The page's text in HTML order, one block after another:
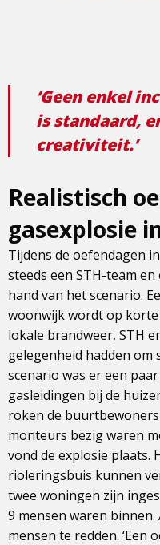
‘Geen enkel
is standaard,
creativiteit.’
Realistisch
gasexplosie
Tijdens de oefendagen
steeds een STH-team en
hand van het scenario.
woonwijk wordt op
lokale brandweer, STH
gelegenheid hadden om
scenario was er een
gasleidingen bij de
roken de
monteurs bezig waren
vond de explosie plaats.
rioleringsbuis kunnen
twee woningen zijn
9 mensen waren binnen.
mensen te redden. ‘Een